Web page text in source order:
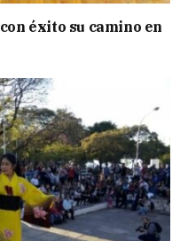
éxito su camino en